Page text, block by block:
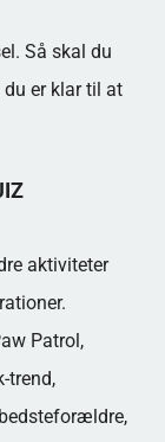
Så skal du
er klar til at
aktiviteter
Patrol,
trend,